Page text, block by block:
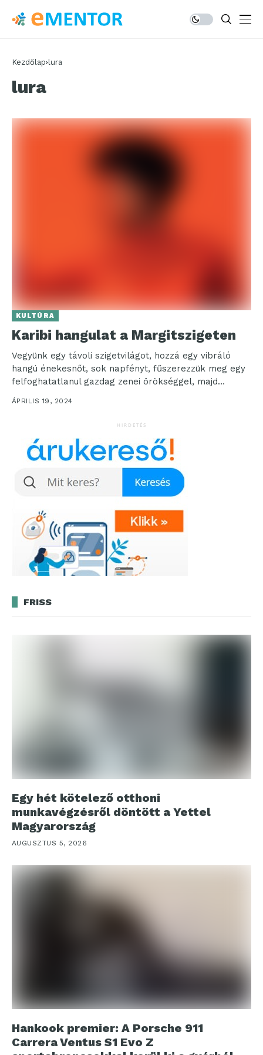
Kezdőlap lura
lura
KULTÚRA
Karibi hangulat a Margitszigeten
Vegyünk egy távoli szigetvilágot, hozzá egy vibráló
hangú énekesnőt, sok napfényt, fűszerezzük meg egy
felfoghatatlanul gazdag zenei örökséggel, majd
tálaljuk Budapest szívében, a...
ÁPRILIS 19, 2024
HIRDETÉS
FRISS
Egy hét kötelező otthoni
munkavégzésről döntött a Yettel
Magyarország
AUGUSZTUS 5, 2026
Hankook premier: A Porsche 911
Carrera Ventus S1 Evo Z